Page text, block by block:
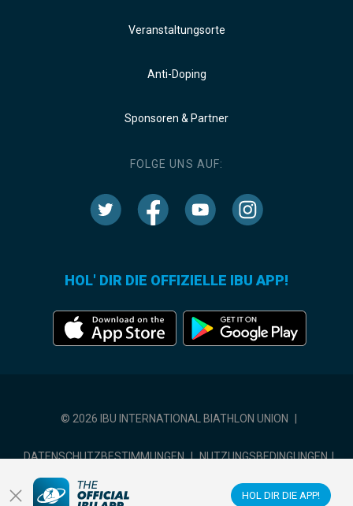
HOL DIR DIE APP!
Veranstaltungsorte
Anti-Doping
Sponsoren & Partner
FOLGE UNS AUF:
HOL' DIR DIE OFFIZIELLE IBU APP!
© 2026 IBU INTERNATIONAL BIATHLON UNION
DATENSCHUTZBESTIMMUNGEN | NUTZUNGSBEDINGUNGEN |
COOKIE-EINSTELLUNGEN